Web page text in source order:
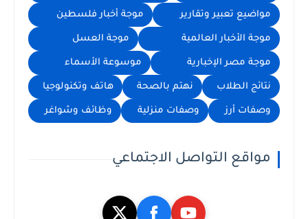
مواضيع تعبير وتقارير موجة أخبار فلسطين
موجة الأخبار العالمية موجة العسل
موجة مصر الإخبارية موسوعة الأسماء
نتائج الطلاب نهتم بالصحة هاتف وتكنولوجيا
وصفات أرز وصفات منزلية وظائف وشواغر
مواقع التواصل الاجتماعي